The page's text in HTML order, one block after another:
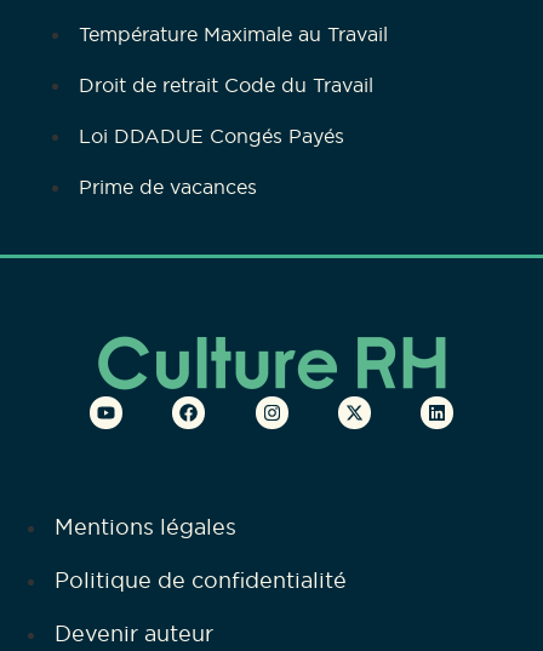
Température Maximale au Travail
Droit de retrait Code du Travail
Loi DDADUE Congés Payés
Prime de vacances
Mentions légales
Politique de confidentialité
Devenir auteur